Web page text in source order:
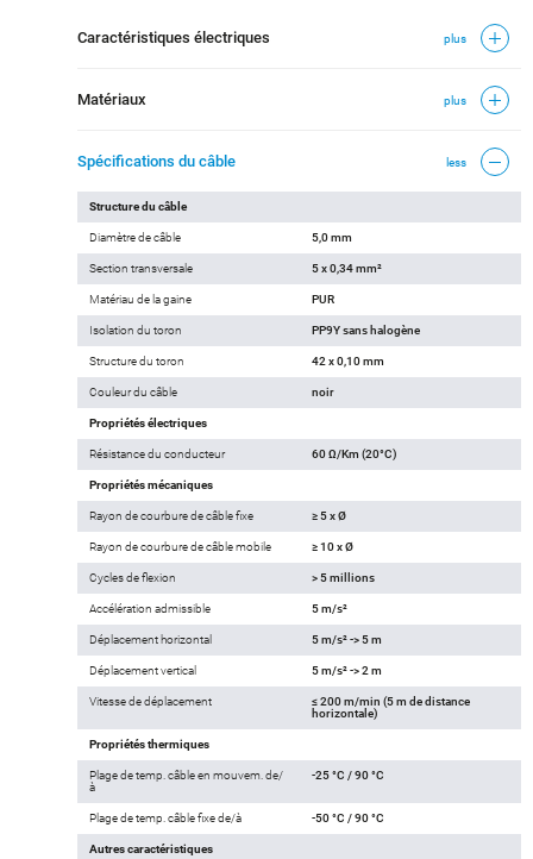
Caractéristiques électriques plus
Matériaux plus
Spécifications du câble less
Structure du câble
Diamètre de câble 5,0 mm
Section transversale 5 x 0,34 mm²
Matériau de la gaine PUR
Isolation du toron PP9Y sans halogène
Structure du toron 42 x 0,10 mm
Couleur du câble noir
Propriétés électriques
Résistance du conducteur 60 Ω/Km (20°C)
Propriétés mécaniques
Rayon de courbure de câble fixe ≥ 5 x Ø
Rayon de courbure de câble mobile ≥ 10 x Ø
Cycles de flexion > 5 millions
Accélération admissible 5 m/s²
Déplacement horizontal 5 m/s² -> 5 m
Déplacement vertical 5 m/s² -> 2 m
Vitesse de déplacement
≤ 200 m/min (5 m de distance
horizontale)
Propriétés thermiques
Plage de temp. câble en mouvem. de/
à
-25 °C / 90 °C
Plage de temp. câble fixe de/à -50 °C / 90 °C
Autres caractéristiques